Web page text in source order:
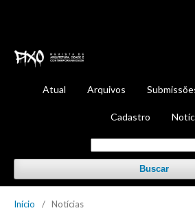
Atual Arquivos
Cadastro
Buscar
Início / Notícias